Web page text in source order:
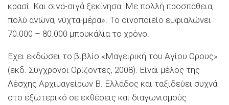
κρασί. Και σιγά-σιγά ξεκίνησα. Με πολλή προσπάθεια,
πολύ αγώνα, νύχτα-μέρα». Το οινοποιείο εμφιαλώνει
70.000 – 80.000 μπουκάλια το χρόνο.
Εχει εκδώσει το βιβλίο «Μαγειρική του Αγίου Ορους»
(εκδ. Σύγχρονοι Ορίζοντες, 2008). Είναι μέλος της
Λέσχης Αρχιμαγείρων Β. Ελλάδος και ταξιδεύει συχνά
στο εξωτερικό σε εκθέσεις και διαγωνισμούς